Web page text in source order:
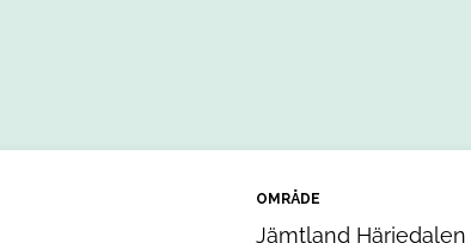
OMRÅDE
Jämtland Härjedalen